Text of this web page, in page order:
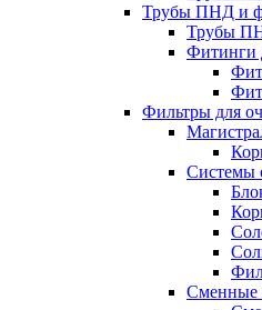
Трубы ПНД и
Трубы
Фитинги
Фильтры для
Системы
Сменные